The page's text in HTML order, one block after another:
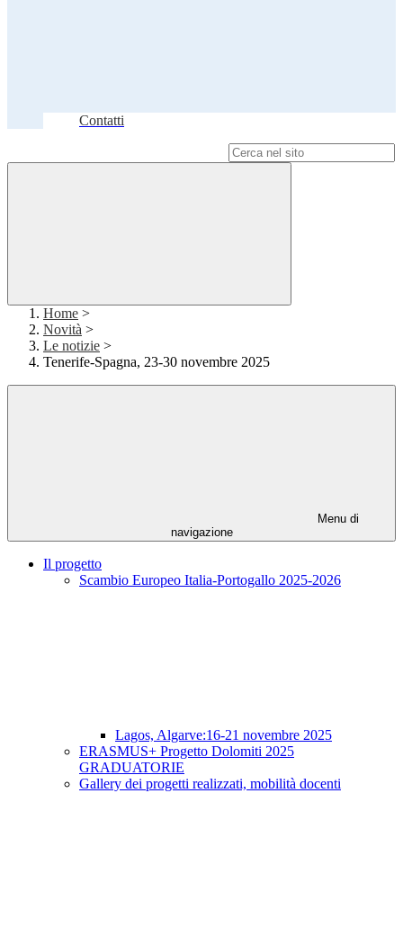
Contatti
Home >
Novità >
Le notizie >
Tenerife-Spagna, 23-30 novembre 2025
Menu di
navigazione
Il progetto
Scambio Europeo Italia-Portogallo 2025-2026
Lagos, Algarve:16-21 novembre 2025
ERASMUS+ Progetto Dolomiti 2025
GRADUATORIE
Gallery dei progetti realizzati, mobilità docenti